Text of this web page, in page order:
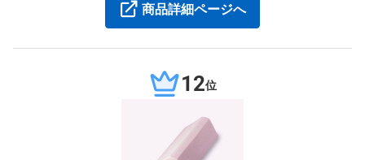
商品詳細ページへ
12位